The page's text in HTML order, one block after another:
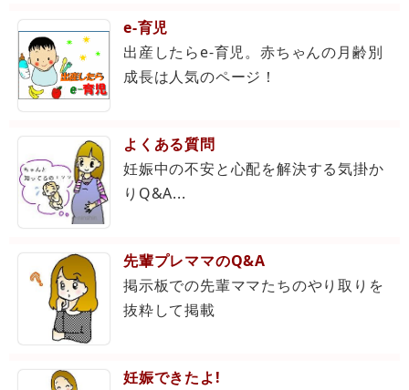
e-育児
出産したらe-育児。赤ちゃんの月齢別
成長は人気のページ！
よくある質問
妊娠中の不安と心配を解決する気掛か
りQ&A...
先輩プレママのQ&A
掲示板での先輩ママたちのやり取りを
抜粋して掲載
妊娠できたよ!